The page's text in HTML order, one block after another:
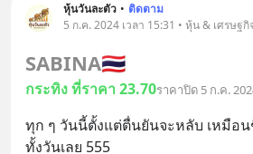
หุ้นวันละตัว • ติดตาม
5 ก.ค. 2024 เวลา 15:31 • หุ้น & เศรษฐกิ
SABINA🇹🇭
กระทิง ที่ราคา 23.70ราคาปิด 5 ก.ค.
ทุก ๆ วันนี้ตั้งแต่ตื่นยันจะหลับ เหมือ
ทั้งวันเลย 555